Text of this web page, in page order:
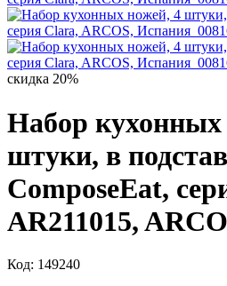
скидка 20%
Набор кухонных
штуки, в
ComposeEat,
AR211015,
Код: 149240